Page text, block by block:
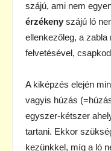
szájú, ami nem
érzékeny szájú ló
ellenkezőleg, a zabla
felvetésével,
A kiképzés elején
vagyis húzás
egyszer-kétszer
tartani. Ekkor
kezünkkel, míg a ló